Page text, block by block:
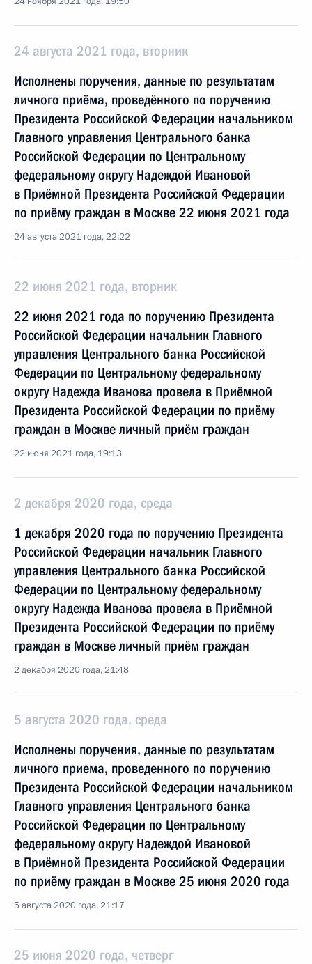
24 августа 2021 года, вторник
Исполнены поручения, данные по результатам
личного приёма, проведённого по поручению
Президента Российской Федерации начальником
Главного управления Центрального банка
Российской Федерации по Центральному
федеральному округу Надеждой Ивановой
в Приёмной Президента Российской Федерации
по приёму граждан в Москве 22 июня 2021 года
24 августа 2021 года, 22:22
22 июня 2021 года, вторник
22 июня 2021 года по поручению Президента
Российской Федерации начальник Главного
управления Центрального банка Российской
Федерации по Центральному федеральному
округу Надежда Иванова провела в Приёмной
Президента Российской Федерации по приёму
граждан в Москве личный приём граждан
22 июня 2021 года, 19:13
2 декабря 2020 года, среда
1 декабря 2020 года по поручению Президента
Российской Федерации начальник Главного
управления Центрального банка Российской
Федерации по Центральному федеральному
округу Надежда Иванова провела в Приёмной
Президента Российской Федерации по приёму
граждан в Москве личный приём граждан
2 декабря 2020 года, 21:48
5 августа 2020 года, среда
Исполнены поручения, данные по результатам
личного приема, проведенного по поручению
Президента Российской Федерации начальником
Главного управления Центрального банка
Российской Федерации по Центральному
федеральному округу Надеждой Ивановой
в Приёмной Президента Российской Федерации
по приёму граждан в Москве 25 июня 2020 года
5 августа 2020 года, 21:17
25 июня 2020 года, четверг